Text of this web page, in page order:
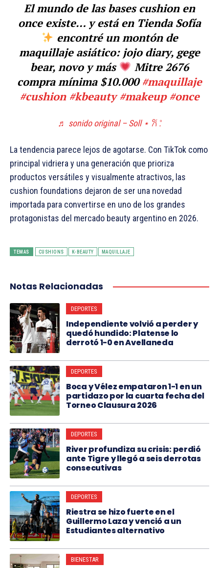
El mundo de las bases cushion en
once existe… y está en Tienda Sofía
encontré un montón de
maquillaje asiático: jojo diary, gege
bear, novo y más
Mitre 2676
compra mínima $10.000#maquillaje
#cushion #kbeauty #makeup #once
♬ sonido original – Soll ⋆ 𐙚 ̊.
La tendencia parece lejos de agotarse. Con TikTok como
principal vidriera y una generación que prioriza
productos versátiles y visualmente atractivos, las
cushion foundations dejaron de ser una novedad
importada para convertirse en uno de los grandes
protagonistas del mercado beauty argentino en 2026.
TEMAS CUSHIONS K-BEAUTY MAQUILLAJE
Notas Relacionadas
DEPORTES
Independiente volvió a perder y
quedó hundido: Platense lo
derrotó 1-0 en Avellaneda
DEPORTES
Boca y Vélez empataron 1-1 en un
partidazo por la cuarta fecha del
Torneo Clausura 2026
DEPORTES
River profundiza su crisis: perdió
ante Tigre y llegó a seis derrotas
consecutivas
DEPORTES
Riestra se hizo fuerte en el
Guillermo Laza y venció a un
Estudiantes alternativo
BIENESTAR